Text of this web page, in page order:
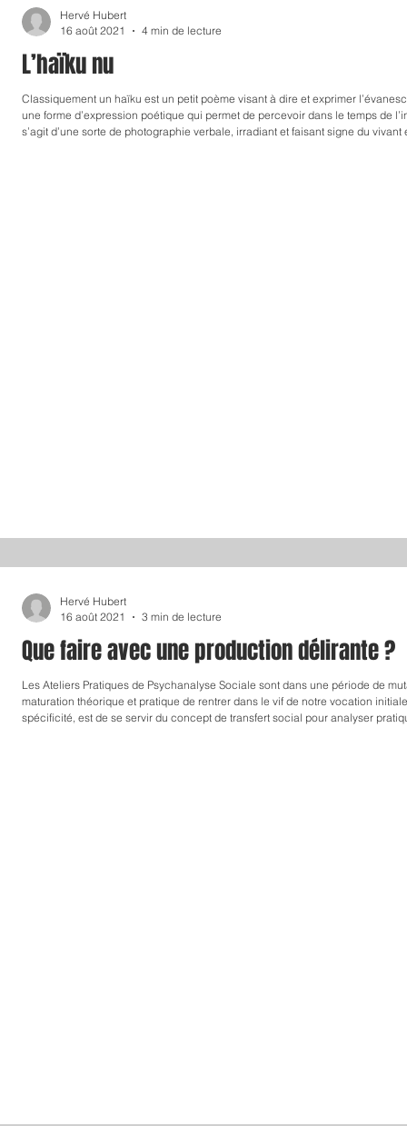
L’haïku nu
Classiquement un haïku est un petit poème visant à dire et exprimer
une forme d’expression poétique qui permet de percevoir dans le temps de
s’agit d’une sorte de photographie verbale, irradiant et faisant signe du
Hervé Hubert
16 août 2021
4 min de lecture
Que faire avec une production délirante ?
Les Ateliers Pratiques de Psychanalyse Sociale sont dans une période de
maturation théorique et pratique de rentrer dans le vif de notre vocation
spécificité, est de se servir du concept de transfert social pour analyser
Hervé Hubert
16 août 2021
3 min de lecture